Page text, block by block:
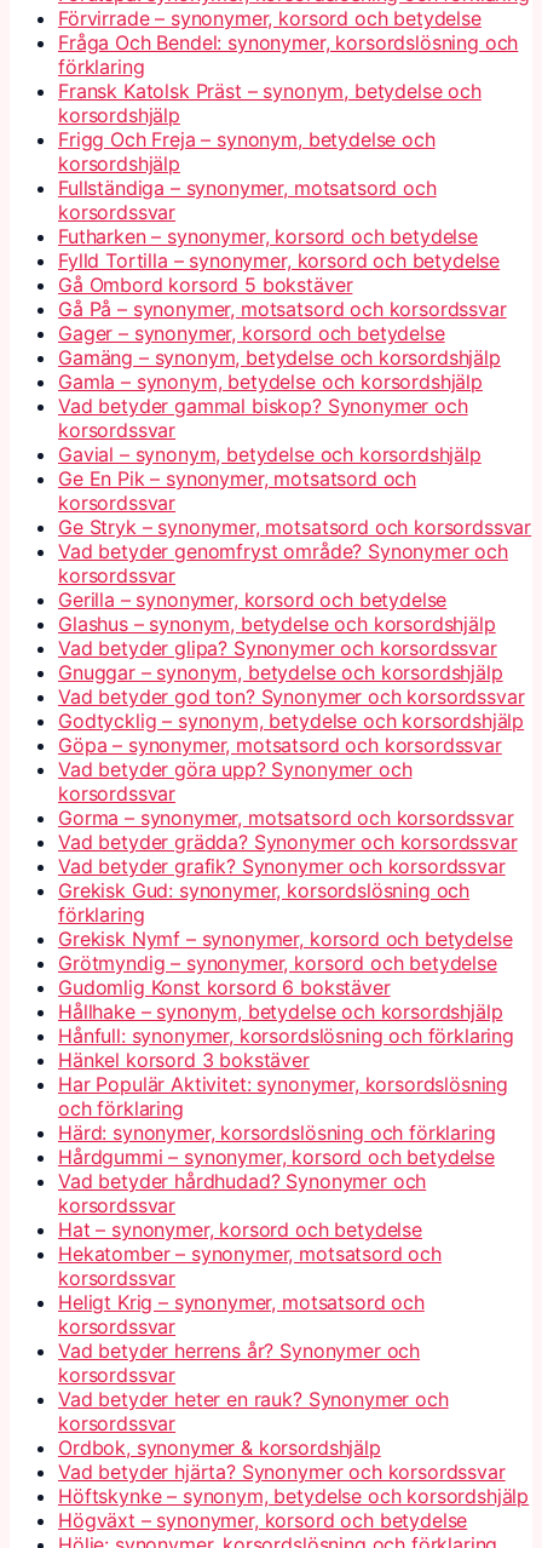
Förvirrade – synonymer, korsord och betydelse
Fråga Och Bendel: synonymer, korsordslösning och
förklaring
Fransk Katolsk Präst – synonym, betydelse och
korsordshjälp
Frigg Och Freja – synonym, betydelse och
korsordshjälp
Fullständiga – synonymer, motsatsord och
korsordssvar
Futharken – synonymer, korsord och betydelse
Fylld Tortilla – synonymer, korsord och betydelse
Gå Ombord korsord 5 bokstäver
Gå På – synonymer, motsatsord och korsordssvar
Gager – synonymer, korsord och betydelse
Gamäng – synonym, betydelse och korsordshjälp
Gamla – synonym, betydelse och korsordshjälp
Vad betyder gammal biskop? Synonymer och
korsordssvar
Gavial – synonym, betydelse och korsordshjälp
Ge En Pik – synonymer, motsatsord och
korsordssvar
Ge Stryk – synonymer, motsatsord och korsordssvar
Vad betyder genomfryst område? Synonymer och
korsordssvar
Gerilla – synonymer, korsord och betydelse
Glashus – synonym, betydelse och korsordshjälp
Vad betyder glipa? Synonymer och korsordssvar
Gnuggar – synonym, betydelse och korsordshjälp
Vad betyder god ton? Synonymer och korsordssvar
Godtycklig – synonym, betydelse och korsordshjälp
Göpa – synonymer, motsatsord och korsordssvar
Vad betyder göra upp? Synonymer och
korsordssvar
Gorma – synonymer, motsatsord och korsordssvar
Vad betyder grädda? Synonymer och korsordssvar
Vad betyder grafik? Synonymer och korsordssvar
Grekisk Gud: synonymer, korsordslösning och
förklaring
Grekisk Nymf – synonymer, korsord och betydelse
Grötmyndig – synonymer, korsord och betydelse
Gudomlig Konst korsord 6 bokstäver
Hållhake – synonym, betydelse och korsordshjälp
Hånfull: synonymer, korsordslösning och förklaring
Hänkel korsord 3 bokstäver
Har Populär Aktivitet: synonymer, korsordslösning
och förklaring
Härd: synonymer, korsordslösning och förklaring
Hårdgummi – synonymer, korsord och betydelse
Vad betyder hårdhudad? Synonymer och
korsordssvar
Hat – synonymer, korsord och betydelse
Hekatomber – synonymer, motsatsord och
korsordssvar
Heligt Krig – synonymer, motsatsord och
korsordssvar
Vad betyder herrens år? Synonymer och
korsordssvar
Vad betyder heter en rauk? Synonymer och
korsordssvar
Ordbok, synonymer & korsordshjälp
Vad betyder hjärta? Synonymer och korsordssvar
Höftskynke – synonym, betydelse och korsordshjälp
Högväxt – synonymer, korsord och betydelse